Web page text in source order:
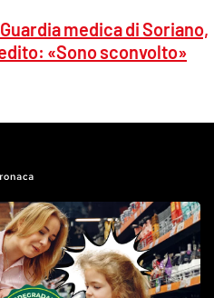
medica di Soriano,
«Sono sconvolto»